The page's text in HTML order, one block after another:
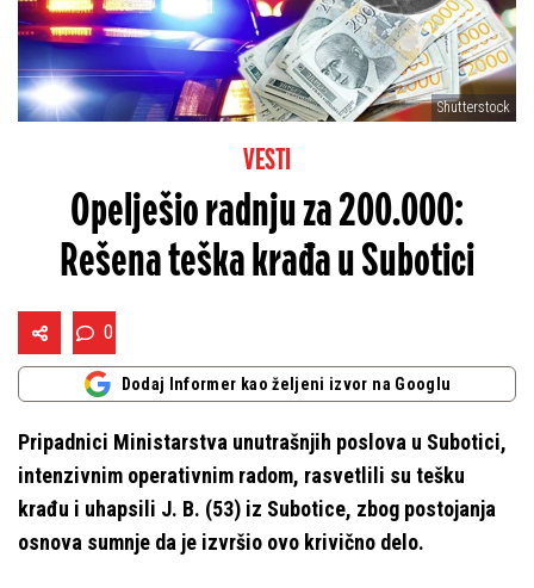
Shutterstock
VESTI
Opelješio radnju za 200.000:
Rešena teška krađa u Subotici
0
Dodaj Informer kao željeni izvor na Googlu
Pripadnici Ministarstva unutrašnjih poslova u Subotici,
intenzivnim operativnim radom, rasvetlili su tešku
krađu i uhapsili J. B. (53) iz Subotice, zbog postojanja
osnova sumnje da je izvršio ovo krivično delo.